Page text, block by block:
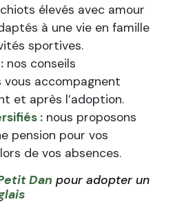
élevés avec amour
à une vie en famille
sportives.
nos conseils
vous accompagnent
et après l’adoption.
: nous proposons
pension pour vos
de vos absences.
Dan pour adopter un